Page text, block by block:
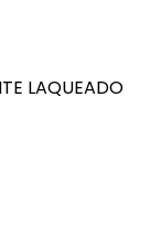
LAQUEADO